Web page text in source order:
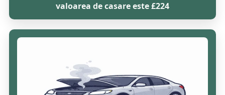
valoarea de casare este £224